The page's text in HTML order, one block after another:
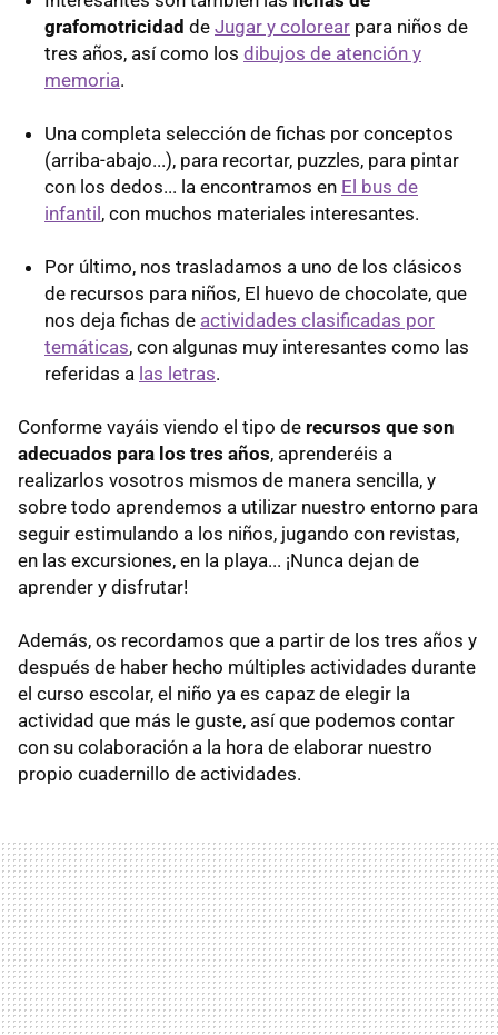
grafomotricidad de Jugar y colorear para niños de
tres años, así como los dibujos de atención y
memoria.
Una completa selección de fichas por conceptos
(arriba-abajo...), para recortar, puzzles, para pintar
con los dedos... la encontramos en El bus de
infantil, con muchos materiales interesantes.
Por último, nos trasladamos a uno de los clásicos
de recursos para niños, El huevo de chocolate, que
nos deja fichas de actividades clasificadas por
temáticas, con algunas muy interesantes como las
referidas a las letras.
Conforme vayáis viendo el tipo de recursos que son
adecuados para los tres años, aprenderéis a
realizarlos vosotros mismos de manera sencilla, y
sobre todo aprendemos a utilizar nuestro entorno para
seguir estimulando a los niños, jugando con revistas,
en las excursiones, en la playa... ¡Nunca dejan de
aprender y disfrutar!
Además, os recordamos que a partir de los tres años y
después de haber hecho múltiples actividades durante
el curso escolar, el niño ya es capaz de elegir la
actividad que más le guste, así que podemos contar
con su colaboración a la hora de elaborar nuestro
propio cuadernillo de actividades.